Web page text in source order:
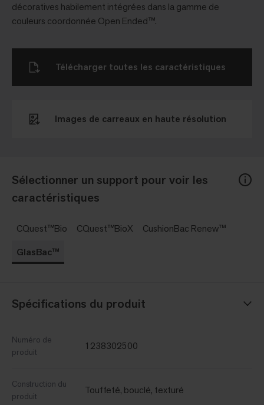
décoratives habilement intégrées dans la gamme de
couleurs coordonnée Open Ended™.
Sélectionner un support pour voir les
caractéristiques
CQuest™Bio CQuest™BioX
CushionBac Renew™
GlasBac™
Spécifications du produit
Numéro de
produit
1238302500
Construction du
produit
Touffeté, bouclé, texturé
Images de carreaux en haute résolution
Télécharger toutes les caractéristiques